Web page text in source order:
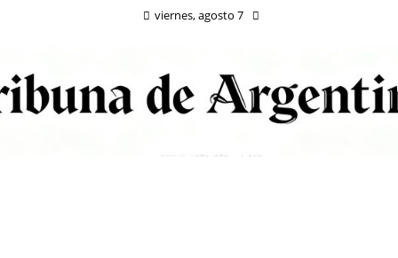
viernes, agosto 7